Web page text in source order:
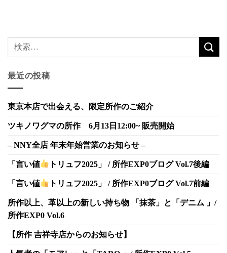
最近の投稿
東京本店で出会える、限定所作のご紹介
ツキノワグマの所作 6月13日12:00~ 販売開始
– NNY全店 年末年始営業のお知らせ –
「言い値 トリュフ2025」 / 所作EXP0ブログ Vol.7後編
「言い値 トリュフ2025」 / 所作EXP0ブログ Vol.7前編
所作以上、革以上の新しい持ち物 「抹茶」と「デニム 」/
所作EXP0 Vol.6
【所作 吉祥寺店からのお知らせ】